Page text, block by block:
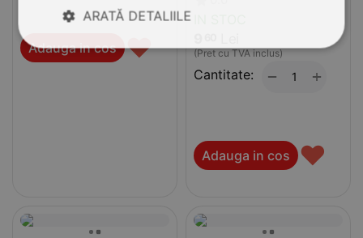
Adauga in cos ♥ (Pret cu TVA inclus)
Cantitate: +
−
Adauga in cos ♥
ARATĂ DETALIILE